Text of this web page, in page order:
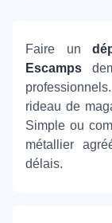
Faire un
Escamps
rideau de
Simple ou
métallier
délais.